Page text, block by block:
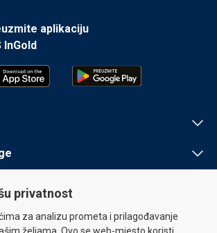
privatnost
za analizu prometa i prilagođavanje
aplikaciju
InGold